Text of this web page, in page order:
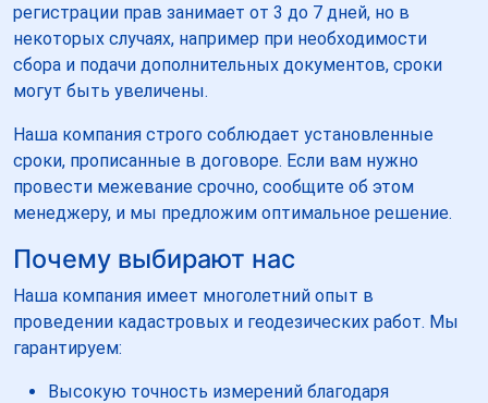
регистрации прав занимает от 3 до 7 дней, но в
некоторых случаях, например при необходимости
сбора и подачи дополнительных документов, сроки
могут быть увеличены.
Наша компания строго соблюдает установленные
сроки, прописанные в договоре. Если вам нужно
провести межевание срочно, сообщите об этом
менеджеру, и мы предложим оптимальное решение.
Почему выбирают нас
Наша компания имеет многолетний опыт в
проведении кадастровых и геодезических работ. Мы
гарантируем:
Высокую точность измерений благодаря